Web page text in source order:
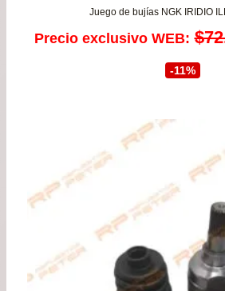
Juego de bujías NGK IRIDIO
Precio exclusivo WEB: $
-11%